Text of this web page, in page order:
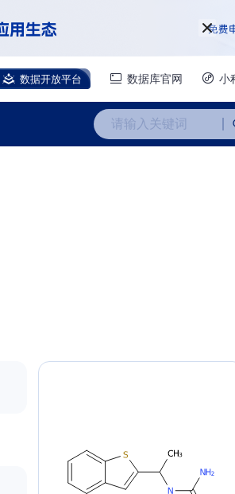
数据开放平台 数据库官网 小
请输入关键词